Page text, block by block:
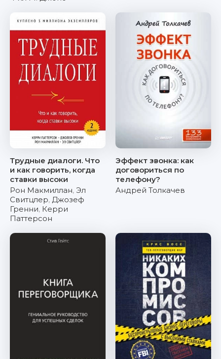
Трудные диалоги. Что
и как говорить, когда
ставки высоки
Рон Макмиллан, Эл
Свитцлер, Джозеф
Гренни, Керри
Паттерсон
Эффект звонка: как
договориться по
телефону?
Андрей Толкачев